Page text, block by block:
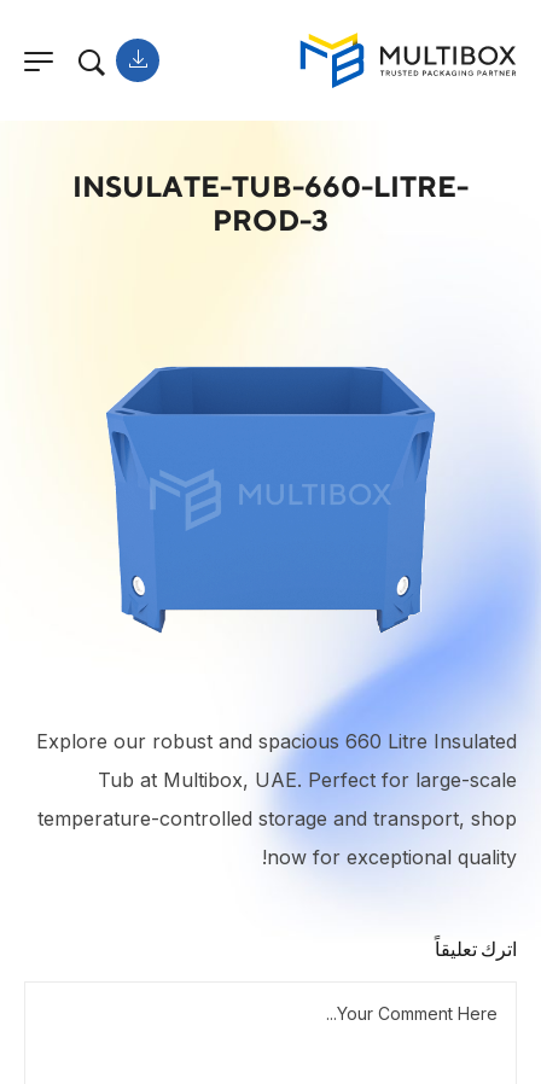
INSULATE-TUB-660-LITRE-
PROD-3
Explore our robust and spacious 660 Litre Insulated
Tub at Multibox, UAE. Perfect for large-scale
temperature-controlled storage and transport, shop
now for exceptional quality!
اترك تعليقاً